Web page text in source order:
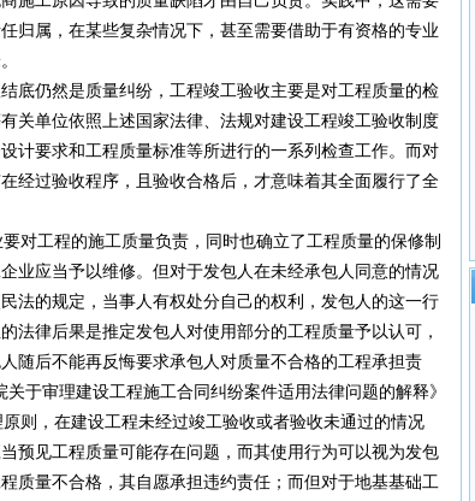
归属，在某些复杂情况下，甚至需要借助于有资格的专业
仍然是质量纠纷，工程竣工验收主要是对工程质量的检
关单位依照上述国家法律、法规对建设工程竣工验收制度
计要求和工程质量标准等所进行的一系列检查工作。而对
经过验收程序，且验收合格后，才意味着其全面履行了全
工程的施工质量负责，同时也确立了工程质量的保修制
业应当予以维修。但对于发包人在未经承包人同意的情况
法的规定，当事人有权处分自己的权利，发包人的这一行
法律后果是推定发包人对使用部分的工程质量予以认可，
随后不能再反悔要求承包人对质量不合格的工程承担责
于审理建设工程施工合同纠纷案件适用法律问题的解释》
则，在建设工程未经过竣工验收或者验收未通过的情况
预见工程质量可能存在问题，而其使用行为可以视为发包
质量不合格，其自愿承担违约责任；而但对于地基基础工